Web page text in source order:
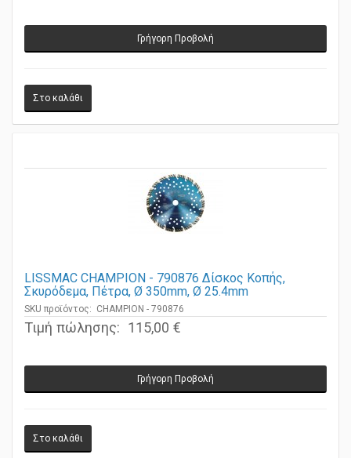
LISSMAC CHAMPION - 790876 Δίσκος Κοπής,
Σκυρόδεμα, Πέτρα, Ø 350mm, Ø 25.4mm
SKU προϊόντος: CHAMPION - 790876
Τιμή πώλησης: 115,00 €